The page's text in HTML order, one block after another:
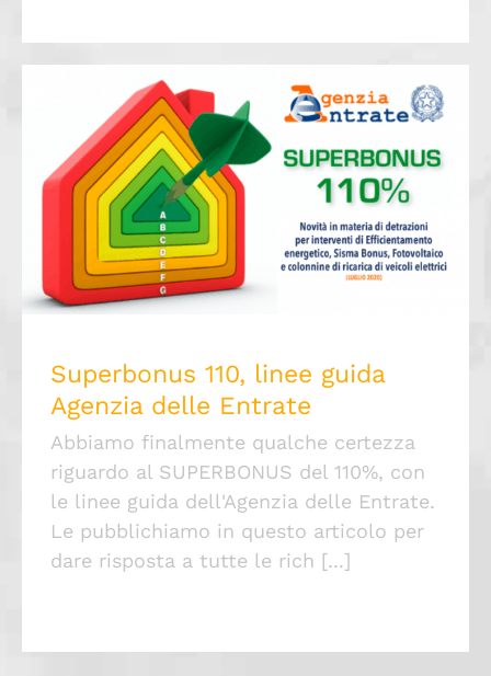
Superbonus 110, linee guida Agenzia delle
Entrate
Superbonus 110, linee guida
Agenzia delle Entrate
Abbiamo finalmente qualche certezza
riguardo al SUPERBONUS del 110%, con
le linee guida dell'Agenzia delle Entrate.
Le pubblichiamo in questo articolo per
dare risposta a tutte le rich [...]